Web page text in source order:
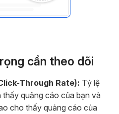
cần theo dõi
Through Rate): Tỷ lệ
thấy quảng cáo của bạn và
cho thấy quảng cáo của